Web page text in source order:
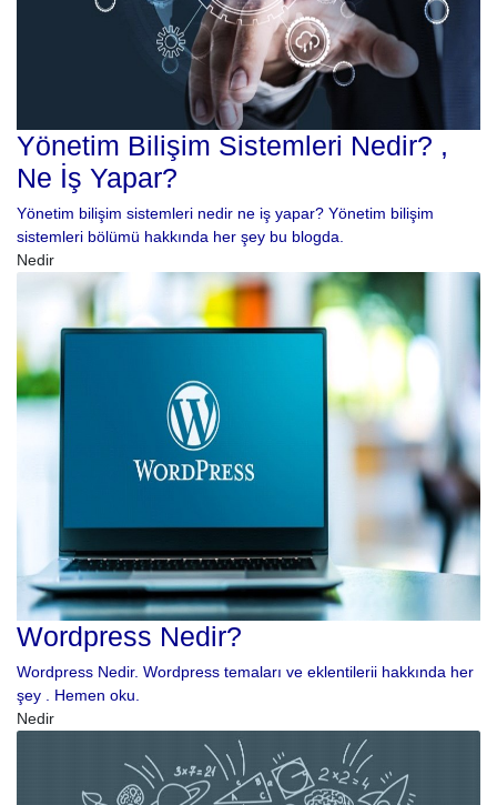
Yönetim Bilişim Sistemleri Nedir? ,
Ne İş Yapar?
Yönetim bilişim sistemleri nedir ne iş yapar? Yönetim bilişim
sistemleri bölümü hakkında her şey bu blogda.
Nedir
Wordpress Nedir?
Wordpress Nedir. Wordpress temaları ve eklentilerii hakkında her
şey . Hemen oku.
Nedir